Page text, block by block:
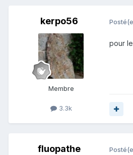
kerpo56
Membre
3.3k
pour
fluopathe